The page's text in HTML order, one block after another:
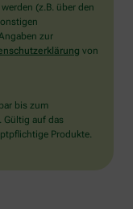
(z.B. über den
zur
von
bis zum
Gültig auf das
Produkte.